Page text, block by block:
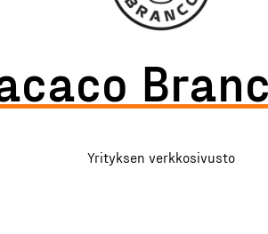
Yrityksen verkkosivusto